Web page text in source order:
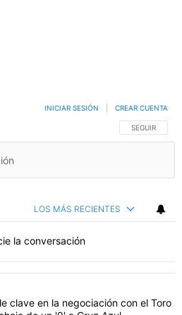
SIGA ESTA
SEGUIR
INICIAR SESIÓN CREAR CUENTA
LOS MÁS RECIENTES
la conversación
el título "Revelan un detalle clave
clave en la negociación con el Toro